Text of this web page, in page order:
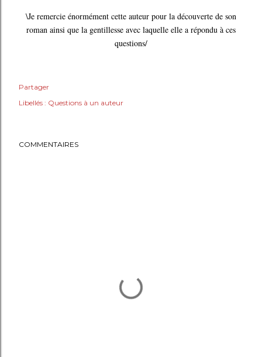
\Je remercie énormément cette auteur pour la découverte de son
roman ainsi que la gentillesse avec laquelle elle a répondu à ces
questions/
Partager
Libellés : Questions à un auteur
COMMENTAIRES